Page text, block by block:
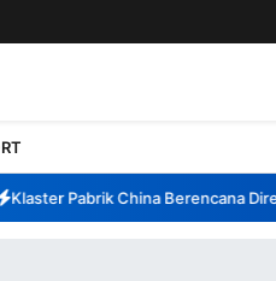
Pabrik China Berencana